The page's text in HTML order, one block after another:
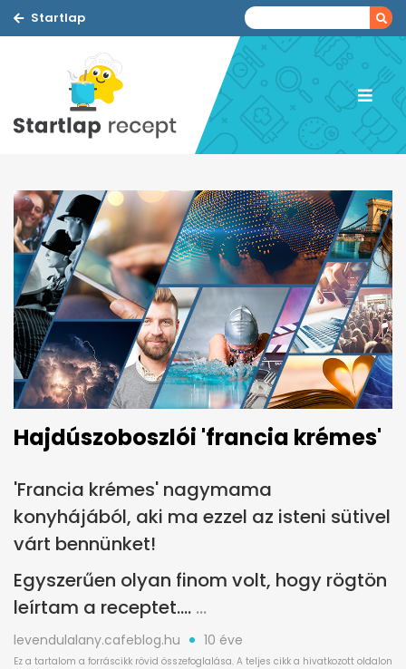
Startlap
Hajdúszoboszlói 'francia krémes'
'Francia krémes' nagymama
konyhájából, aki ma ezzel az isteni sütivel
várt bennünket!
Egyszerűen olyan finom volt, hogy rögtön
leírtam a receptet....
levendulalany.cafeblog.hu 10 éve